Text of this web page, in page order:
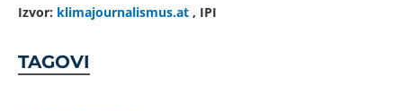
Izvor: klimajournalismus.at , IPI
TAGOVI